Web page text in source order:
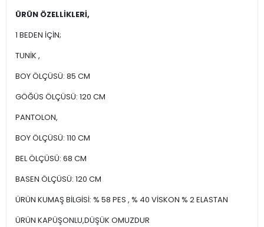
ÜRÜN ÖZELLİKLERİ,
1 BEDEN İÇİN;
TUNİK ,
BOY ÖLÇÜSÜ: 85 CM
GÖĞÜS ÖLÇÜSÜ: 120 CM
PANTOLON,
BOY ÖLÇÜSÜ: 110 CM
BEL ÖLÇÜSÜ: 68 CM
BASEN ÖLÇÜSÜ: 120 CM
ÜRÜN KUMAŞ BİLGİSİ: % 58 PES , % 40 VİSKON % 2 ELASTAN
ÜRÜN KAPÜŞONLU,DÜŞÜK OMUZDUR